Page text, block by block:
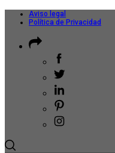
Aviso legal
Política de Privacidad